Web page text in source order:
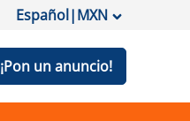
Español|MXN
¡Pon un anuncio!